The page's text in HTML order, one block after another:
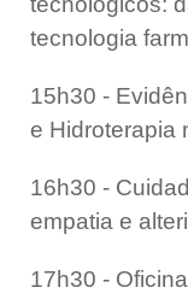
tecnologia
15h30 -
e Hidroterapia
16h30 -
empatia e
17h30 -